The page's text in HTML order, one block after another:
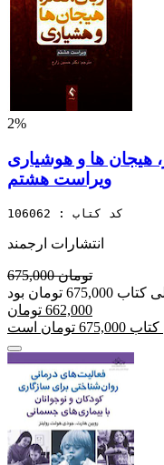
2%
هیجان ها و هوشیاری
ویراست هشتم
کد کتاب : 106062
انتشارات ارجمند
675,000 تومان
تومان بود
662,000 تومان
تومان است